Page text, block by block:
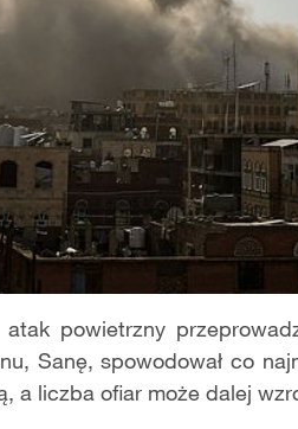
powietrzny
Sanę, spowodował co
a liczba ofiar może dalej